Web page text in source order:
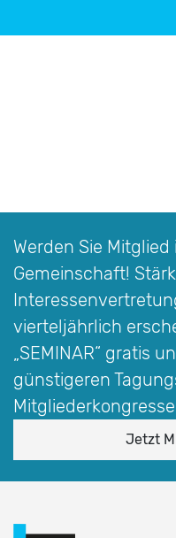
Werden Sie
Gemeinschaft!
vierteljährlich
„SEMINAR“ gratis
günstigeren
Jetzt